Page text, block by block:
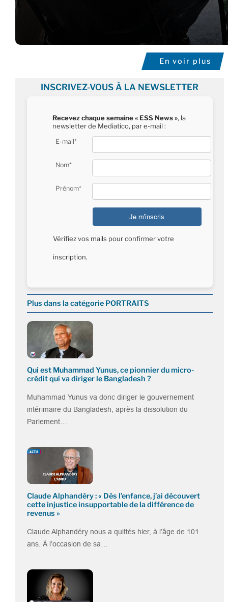
En voir plus
INSCRIVEZ-VOUS À LA NEWSLETTER
Recevez chaque semaine « ESS News », la
newsletter de Mediatico, par e-mail :
E-mail*
Nom*
Prénom*
Vérifiez vos mails pour confirmer votre
inscription.
Plus dans la catégorie PORTRAITS
Qui est Muhammad Yunus, ce pionnier du micro-
crédit qui va diriger le Bangladesh ?
Muhammad Yunus va donc diriger le gouvernement
intérimaire du Bangladesh, après la dissolution du
Parlement…
Claude Alphandéry : « Dès l’enfance, j’ai découvert
cette injustice insupportable de la différence de
revenus »
Claude Alphandéry nous a quittés hier, à l’âge de 101
ans. À l’occasion de sa…